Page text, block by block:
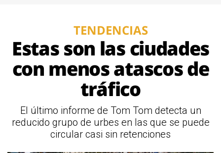
TENDENCIAS
Estas son las ciudades
con menos atascos de
tráfico
El último informe de Tom Tom detecta un
reducido grupo de urbes en las que se puede
circular casi sin retenciones